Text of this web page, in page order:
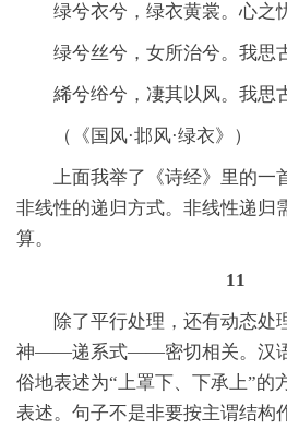
绿兮衣兮，绿衣黄裳。心之
绿兮丝兮，女所治兮。我思古
絺兮绤兮，凄其以风。我思古
（《国风·邶风·绿衣》）
上面我举了《诗经》里的一
非线性的递归方式。非线性递归
算。
11
除了平行处理，还有动态处
神——递系式——密切相关。汉
俗地表述为“上罩下、下承上”的
表述。句子不是非要按主谓结构